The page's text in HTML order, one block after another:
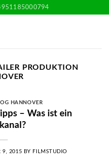
PRODUKTION
HANNOVER
– Was ist ein
9, 2015 BY FILMSTUDIO